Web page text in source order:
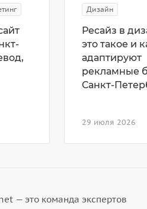
Дизайн
29 июля 2026
Ресайз в
это такое и
адаптируют
рекламные
Санкт-
— это команда экспертов